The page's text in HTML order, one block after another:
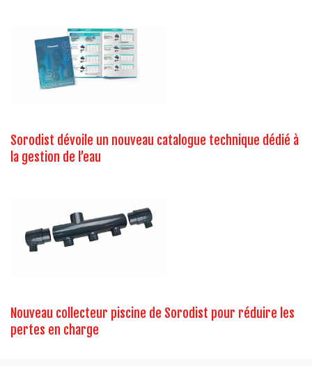
Sorodist dévoile un nouveau catalogue technique dédié à
la gestion de l’eau
Nouveau collecteur piscine de Sorodist pour réduire les
pertes en charge